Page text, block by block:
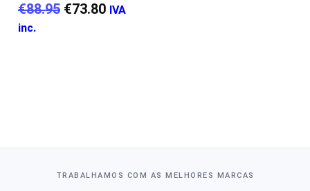
€88.95 €73.80 IVA
inc.
TRABALHAMOS COM AS MELHORES MARCAS